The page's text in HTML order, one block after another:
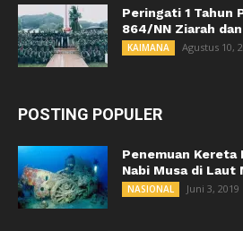
Peringati 1 Tahun
864/NN Ziarah
KAIMANA Agustus 10,
POSTING POPULER
Penemuan Kereta
Nabi Musa di Laut
NASIONAL Juni 3, 2019